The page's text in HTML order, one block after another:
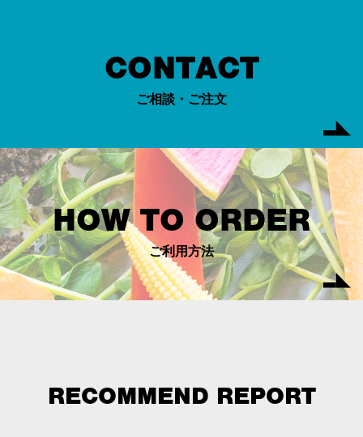
CONTACT
ご相談・ご注文
HOW TO ORDER
ご利用方法
RECOMMEND REPORT